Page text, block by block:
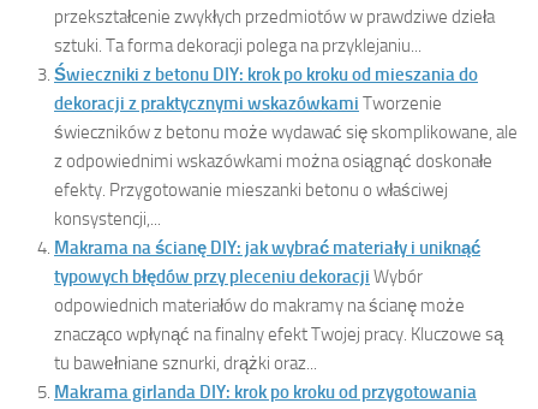
przekształcenie zwykłych przedmiotów w prawdziwe dzieła
sztuki. Ta forma dekoracji polega na przyklejaniu...
Świeczniki z betonu DIY: krok po kroku od mieszania do
dekoracji z praktycznymi wskazówkami Tworzenie
świeczników z betonu może wydawać się skomplikowane, ale
z odpowiednimi wskazówkami można osiągnąć doskonałe
efekty. Przygotowanie mieszanki betonu o właściwej
konsystencji,...
Makrama na ścianę DIY: jak wybrać materiały i uniknąć
typowych błędów przy pleceniu dekoracji Wybór
odpowiednich materiałów do makramy na ścianę może
znacząco wpłynąć na finalny efekt Twojej pracy. Kluczowe są
tu bawełniane sznurki, drążki oraz...
Makrama girlanda DIY: krok po kroku od przygotowania